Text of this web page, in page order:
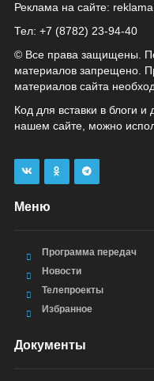
Реклама на сайте:
Тел: +7 (8782) 23‑94‑40
© Все права защищены.
материалов запрещено.
материалов сайта
Код для вставки в блоги
нашем сайте, можно
Меню
Программа передач
Новости
Телепроекты
Избранное
Документы